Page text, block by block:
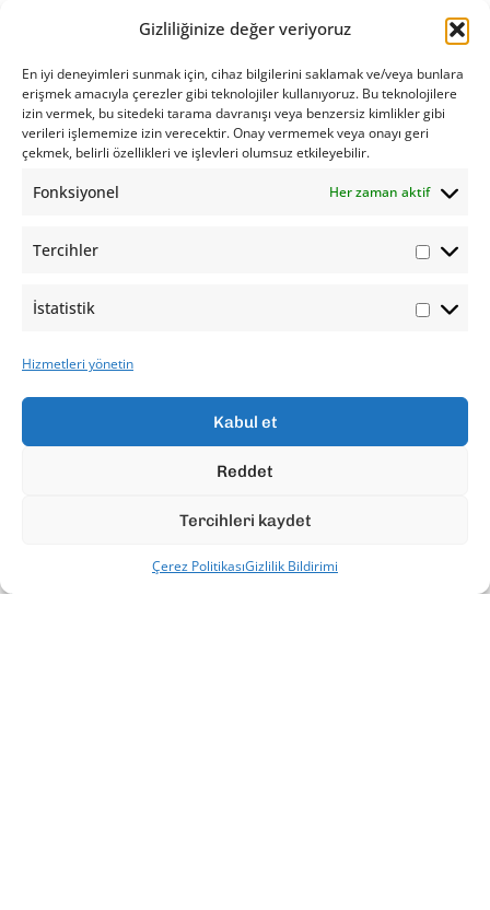
Gizliliğinize değer veriyoruz
En iyi deneyimleri sunmak için, cihaz bilgilerini saklamak ve/veya bunlara
erişmek amacıyla çerezler gibi teknolojiler kullanıyoruz. Bu teknolojilere
izin vermek, bu sitedeki tarama davranışı veya benzersiz kimlikler gibi
verileri işlememize izin verecektir. Onay vermemek veya onayı geri
çekmek, belirli özellikleri ve işlevleri olumsuz etkileyebilir.
Fonksiyonel Her zaman aktif
Tercihler
İstatistik
Hizmetleri yönetin
Kabul et
Reddet
Tercihleri kaydet
Çerez PolitikasıGizlilik Bildirimi